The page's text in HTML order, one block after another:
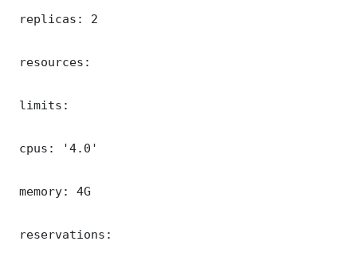
replicas: 2
resources:
limits:
cpus: '4.0'
memory: 4G
reservations: